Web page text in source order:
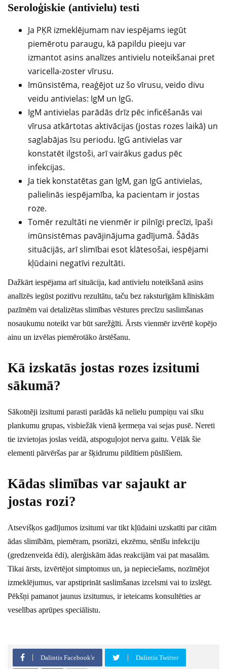
Seroloģiskie (antivielu) testi
Ja PĶR izmeklējumam nav iespējams iegūt
piemērotu paraugu, kā papildu pieeju var
izmantot asins analīzes antivielu noteikšanai pret
varicella-zoster vīrusu.
Imūnsistēma, reaģējot uz šo vīrusu, veido divu
veidu antivielas: IgM un IgG.
IgM antivielas parādās drīz pēc inficēšanās vai
vīrusa atkārtotas aktivācijas (jostas rozes laikā) un
saglabājas īsu periodu. IgG antivielas var
konstatēt ilgstoši, arī vairākus gadus pēc
infekcijas.
Ja tiek konstatētas gan IgM, gan IgG antivielas,
palielinās iespējamība, ka pacientam ir jostas
roze.
Tomēr rezultāti ne vienmēr ir pilnīgi precīzi, īpaši
imūnsistēmas pavājinājuma gadījumā. Šādās
situācijās, arī slimībai esot klātesošai, iespējami
kļūdaini negatīvi rezultāti.
Dažkārt iespējama arī situācija, kad antivielu noteikšanā asins
analīzēs iegūst pozitīvu rezultātu, taču bez raksturīgām klīniskām
pazīmēm vai detalizētas slimības vēstures precīzu saslimšanas
nosaukumu noteikt var būt sarežģīti. Ārsts vienmēr izvērtē kopējo
ainu un izvēlas piemērotāko ārstēšanu.
Kā izskatās jostas rozes izsitumi
sākumā?
Sākotnēji izsitumi parasti parādās kā nelielu pumpiņu vai sīku
plankumu grupas, visbiežāk vienā ķermeņa vai sejas pusē. Nereti
tie izvietojas joslas veidā, atspoguļojot nerva gaitu. Vēlāk šie
elementi pārvēršas par ar šķidrumu pildītiem pūslīšiem.
Kādas slimības var sajaukt ar
jostas rozi?
Atsevišķos gadījumos izsitumi var tikt kļūdaini uzskatīti par citām
ādas slimībām, piemēram, psoriāzi, ekzēmu, sēnīšu infekciju
(gredzenveida ēdi), alerģiskām ādas reakcijām vai pat masalām.
Tikai ārsts, izvērtējot simptomus un, ja nepieciešams, nozīmējot
izmeklējumus, var apstiprināt saslimšanas izcelsmi vai to izslēgt.
Pēkšņi pamanot jaunus izsitumus, ir ieteicams konsultēties ar
veselības aprūpes speciālistu.
Dalintis Facebook'e Dalintis Twitter